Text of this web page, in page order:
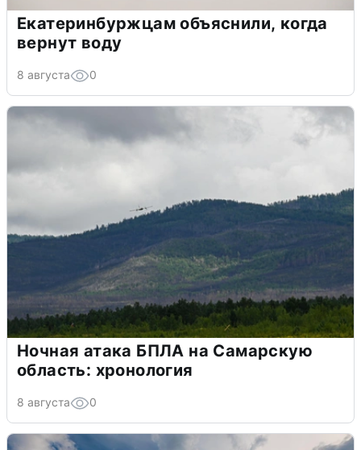
Екатеринбуржцам объяснили, когда
вернут воду
8 августа 0
Ночная атака БПЛА на Самарскую
область: хронология
8 августа 0